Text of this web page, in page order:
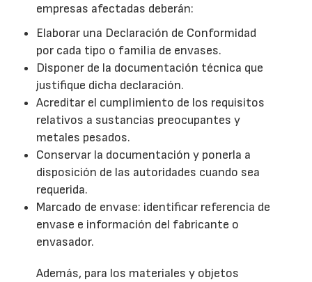
empresas afectadas deberán:
Elaborar una Declaración de Conformidad
por cada tipo o familia de envases.
Disponer de la documentación técnica que
justifique dicha declaración.
Acreditar el cumplimiento de los requisitos
relativos a sustancias preocupantes y
metales pesados.
Conservar la documentación y ponerla a
disposición de las autoridades cuando sea
requerida.
Marcado de envase: identificar referencia de
envase e información del fabricante o
envasador.
Además, para los materiales y objetos